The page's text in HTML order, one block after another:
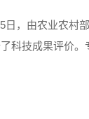
日，由农业农村
科技成果评价